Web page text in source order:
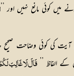
کوئی مانع نہیں اور ’’
آیت کی کوئی وضاحت
کے الفاظ ’’قَالَ لَا غَالِبَ